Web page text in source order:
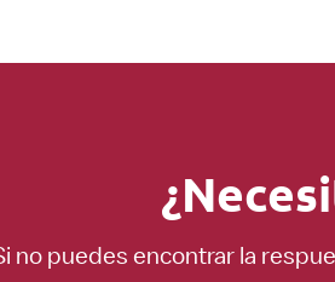
no puedes encontrar la